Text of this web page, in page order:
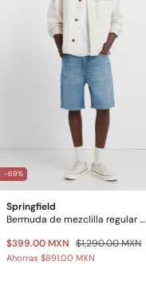
-69%
Springfield
Bermuda de mezclilla regular fit
$399.00 MXN $1,290.00 MXN
Ahorras $891.00 MXN